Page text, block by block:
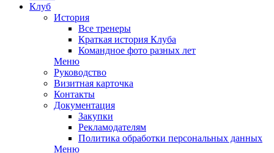
Клуб
История
Все тренеры
Краткая история Клуба
Командное фото разных лет
Меню
Руководство
Визитная карточка
Контакты
Документация
Закупки
Рекламодателям
Политика обработки персональных данных
Меню